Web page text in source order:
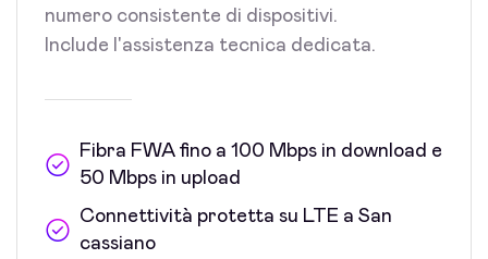
numero consistente di dispositivi.
Include l'assistenza tecnica dedicata.
Fibra FWA fino a 100 Mbps in download e
50 Mbps in upload
Connettività protetta su LTE a San
cassiano